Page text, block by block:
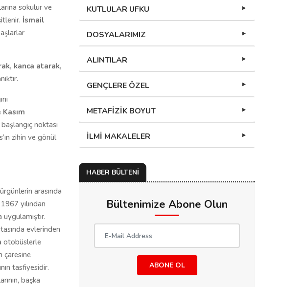
sokulur ve
İsmail
kanca atarak,
Kasım
noktası
zihin ve gönül
arasında
yılından
evlerinden
otobüslerle
çaresine
tasfiyesidir.
başka
KUTLULAR UFKU
DOSYALARIMIZ
ALINTILAR
GENÇLERE ÖZEL
METAFİZİK BOYUT
İLMİ MAKALELER
HABER BÜLTENİ
Bültenimize Abone Olun
ABONE OL